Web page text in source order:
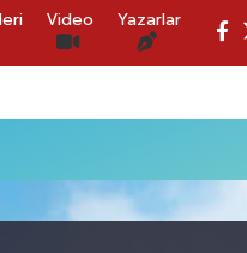
Video Yazarlar